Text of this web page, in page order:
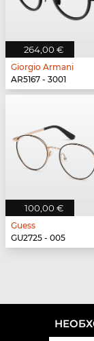
264,00 €
Giorgio Armani
AR5167 - 3001
100,00 €
Guess
GU2725 - 005